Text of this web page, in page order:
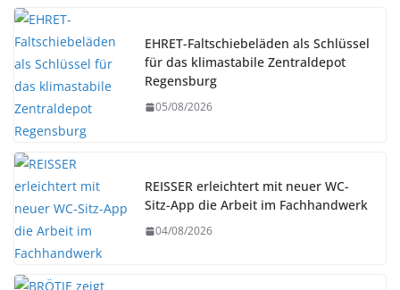
EHRET-Faltschiebeläden als Schlüssel
für das klimastabile Zentraldepot
Regensburg
05/08/2026
REISSER erleichtert mit neuer WC-
Sitz-App die Arbeit im Fachhandwerk
04/08/2026